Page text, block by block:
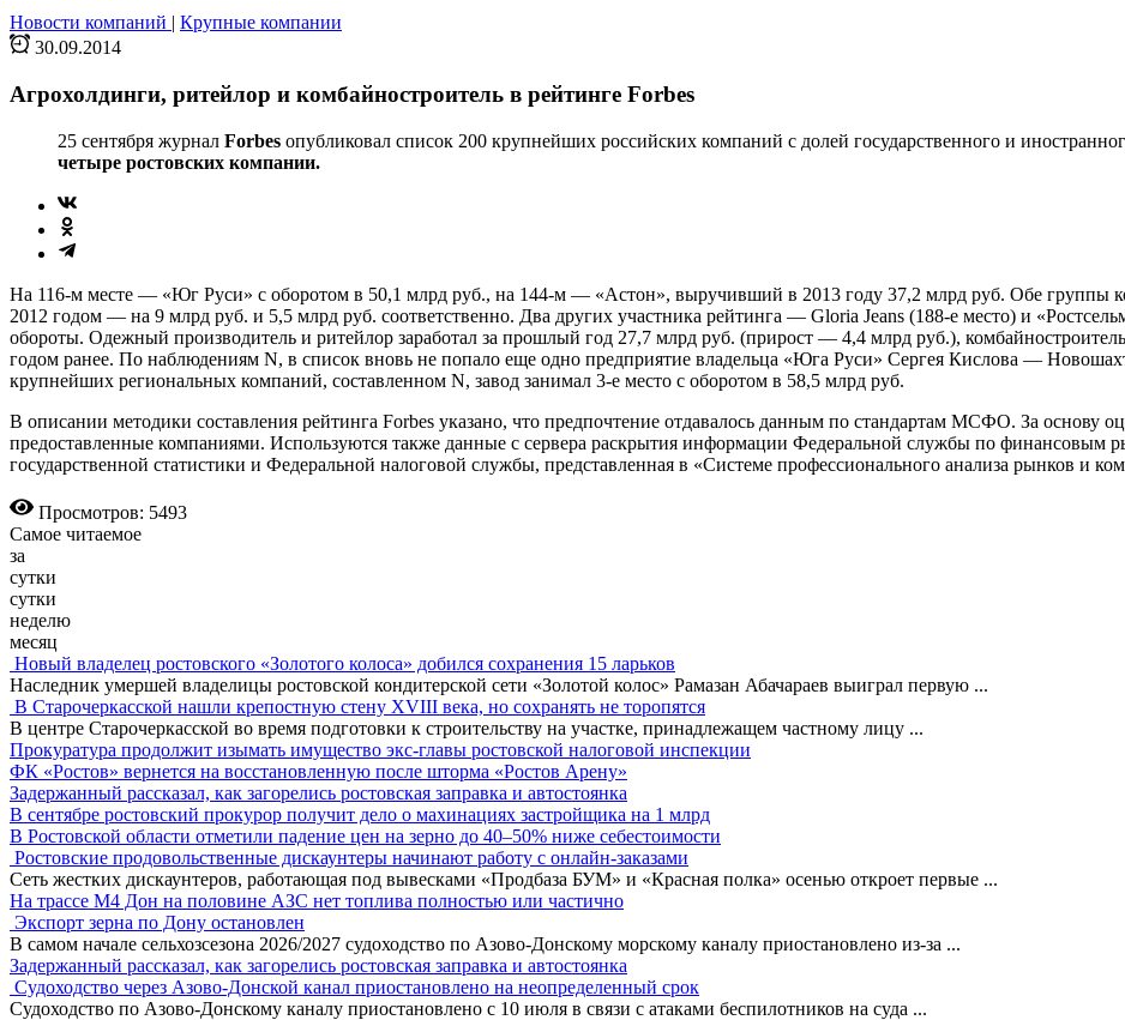
Новости компаний | Крупные компании
30.09.2014
Агрохолдинги, ритейлор и комбайностроитель в рейтинге Forbes
25 сентября журнал Forbes опубликовал список 200 крупнейших российских компаний с долей государственного и
четыре ростовских компании.
На 116-м месте — «Юг Руси» с оборотом в 50,1 млрд руб., на 144-м — «Астон», выручивший в 2013 году 37,2 млрд руб. Обе группы
2012 годом — на 9 млрд руб. и 5,5 млрд руб. соответственно. Два других участника рейтинга — Gloria Jeans (188-е место) и
обороты. Одежный производитель и ритейлор заработал за прошлый год 27,7 млрд руб. (прирост — 4,4 млрд руб.),
годом ранее. По наблюдениям N, в список вновь не попало еще одно предприятие владельца «Юга Руси» Сергея Кислова —
крупнейших региональных компаний, составленном N, завод занимал 3-е место с оборотом в 58,5 млрд руб.
В описании методики составления рейтинга Forbes указано, что предпочтение отдавалось данным по стандартам МСФО. За основу
предоставленные компаниями. Используются также данные с сервера раскрытия информации Федеральной службы по
государственной статистики и Федеральной налоговой службы, представленная в «Системе профессионального анализа рынков и
Просмотров: 5493
Самое читаемое
за
сутки
сутки
неделю
месяц
Новый владелец ростовского «Золотого колоса» добился сохранения 15 ларьков
Наследник умершей владелицы ростовской кондитерской сети «Золотой колос» Рамазан Абачараев выиграл первую ...
В Старочеркасской нашли крепостную стену XVIII века, но сохранять не торопятся
В центре Старочеркасской во время подготовки к строительству на участке, принадлежащем частному лицу ...
Прокуратура продолжит изымать имущество экс-главы ростовской налоговой инспекции
ФК «Ростов» вернется на восстановленную после шторма «Ростов Арену»
Задержанный рассказал, как загорелись ростовская заправка и автостоянка
В сентябре ростовский прокурор получит дело о махинациях застройщика на 1 млрд
В Ростовской области отметили падение цен на зерно до 40–50% ниже себестоимости
Ростовские продовольственные дискаунтеры начинают работу с онлайн-заказами
Сеть жестких дискаунтеров, работающая под вывесками «Продбаза БУМ» и «Красная полка» осенью откроет первые ...
На трассе М4 Дон на половине АЗС нет топлива полностью или частично
Экспорт зерна по Дону остановлен
В самом начале сельхозсезона 2026/2027 судоходство по Азово-Донскому морскому каналу приостановлено из-за ...
Задержанный рассказал, как загорелись ростовская заправка и автостоянка
Судоходство через Азово-Донской канал приостановлено на неопределенный срок
Судоходство по Азово-Донскому каналу приостановлено с 10 июля в связи с атаками беспилотников на суда ...